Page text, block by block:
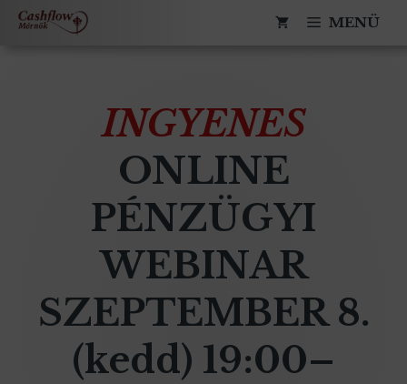
Kilépés
ugyfelszolgalat@cashflow-
MENÜ
INGYENES
ONLINE
PÉNZÜGYI
WEBINAR
SZEPTEMBER 8.
(kedd) 19:00–